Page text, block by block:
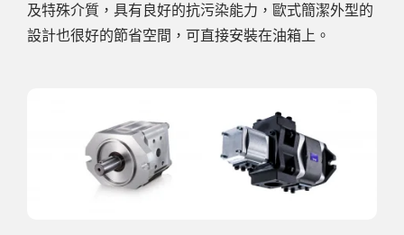
及特殊介質，具有良好的抗污染能力，歐式簡潔外型的
設計也很好的節省空間，可直接安裝在油箱上。